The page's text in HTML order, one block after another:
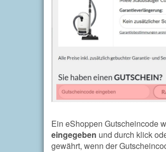
Ein eShoppen Gutscheincode
eingegeben und durch klick
gewährt, wenn der